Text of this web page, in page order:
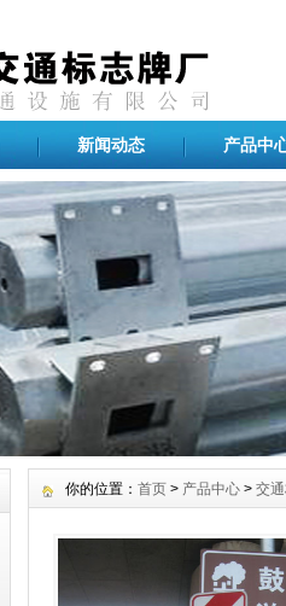
新闻动态 产品中
你的位置： 首页 > 产品中心 > 交